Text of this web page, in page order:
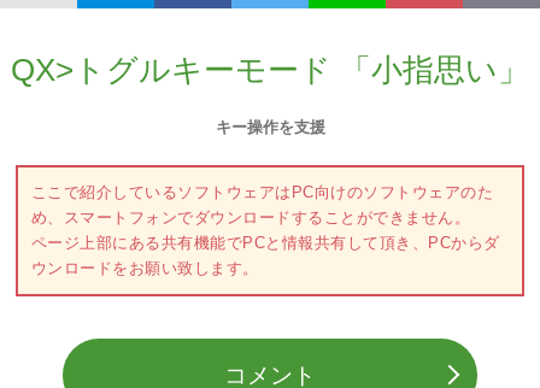
QX>トグルキーモード 「小指思い」
キー操作を支援
ここで紹介しているソフトウェアはPC向けのソフトウェアのた
め、スマートフォンでダウンロードすることができません。
ページ上部にある共有機能でPCと情報共有して頂き、PCからダ
ウンロードをお願い致します。
コメント